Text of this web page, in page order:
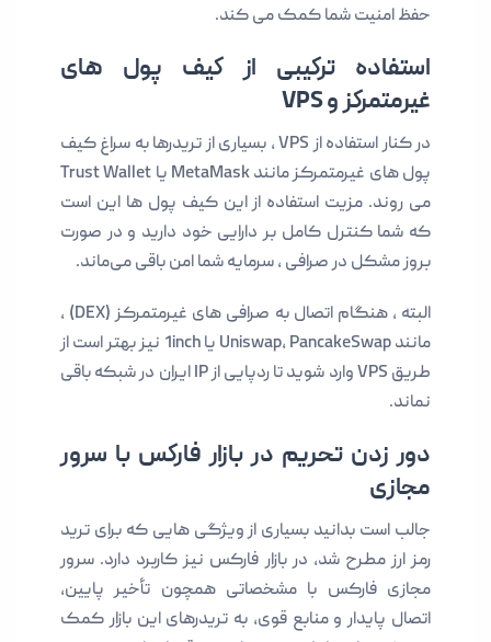
حفظ امنیت شما کمک می کند.
استفاده ترکیبی از کیف پول‌ های
غیرمتمرکز و VPS
در کنار استفاده از VPS ، بسیاری از تریدرها به سراغ کیف
پول های غیرمتمرکز مانند MetaMask یا Trust Wallet
می روند. مزیت استفاده از این کیف پول ها این است
که شما کنترل کامل بر دارایی خود دارید و در صورت
بروز مشکل در صرافی ، سرمایه شما امن باقی می‌ماند.
البته ، هنگام اتصال به صرافی‌ های غیرمتمرکز (DEX) ،
مانند Uniswap، PancakeSwap یا 1inch نیز بهتر است از
طریق VPS وارد شوید تا ردپایی از IP ایران در شبکه باقی
نماند.
دور زدن تحریم در بازار فارکس با سرور
مجازی
جالب است بدانید بسیاری از ویژگی هایی که برای ترید
رمز ارز مطرح شد، در بازار فارکس نیز کاربرد دارد. سرور
مجازی فارکس با مشخصاتی همچون تأخیر پایین،
اتصال پایدار و منابع قوی، به تریدرهای این بازار کمک